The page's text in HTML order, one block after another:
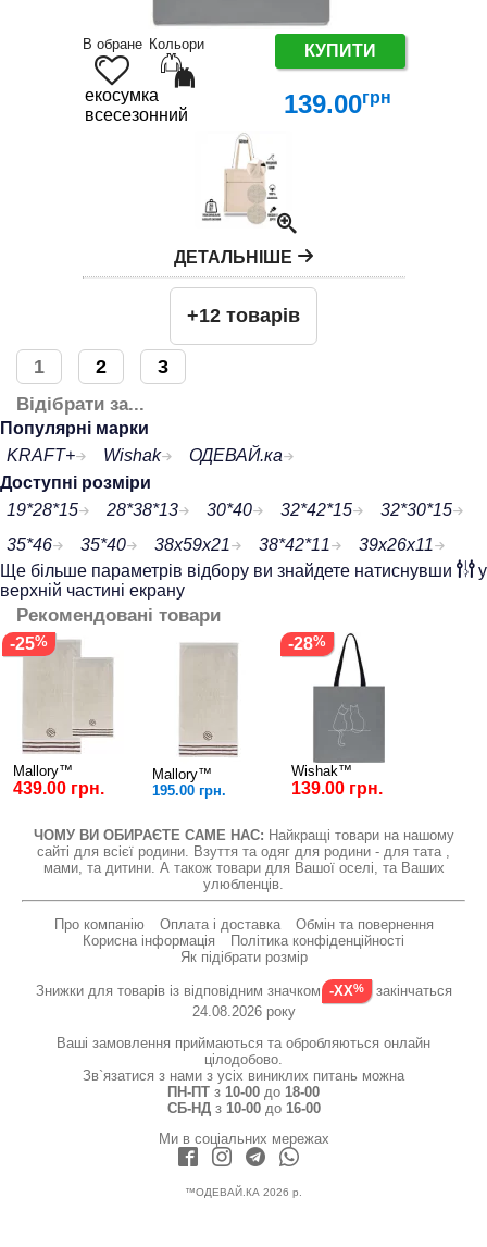
В обране Кольори КУПИТИ
екосумка
всесезонний
139.00грн
ДЕТАЛЬНІШЕ
+12 товарів
1 2
3
Відібрати за...
Популярні марки
KRAFT+
Wishak
ОДЕВАЙ.ка
Доступні розміри
19*28*15
28*38*13 30*40 32*42*15
32*30*15
35*46
35*40 38х59х21 38*42*11
39x26x11
Ще більше параметрів відбору ви знайдете натиснувши
у
верхній частині екрану
Рекомендовані товари
-25
Mallory™
439.00 грн.
Mallory™
195.00 грн.
-28
Wishak™
139.00 грн.
ЧОМУ ВИ ОБИРАЄТЕ САМЕ НАС: Найкращі товари на нашому
сайті для всієї родини. Взуття та одяг для родини - для тата ,
мами, та дитини. А також товари для Вашої оселі, та Ваших
улюбленців.
Про компанію Оплата і доставка
Обмін та повернення
Корисна інформація
Політика конфіденційності
Як підібрати розмір
Знижки для товарів із відповідним значком -XX
закінчаться
24.08.2026 року
Ваші замовлення приймаються та обробляються онлайн
цілодобово.
Зв`язатися з нами з усіх виниклих питань можна
ПН-ПТ з 10-00 до 18-00
СБ-НДз 10-00до 16-00
Ми в соціальних мережах
™ОДЕВАЙ.КА 2026 р.